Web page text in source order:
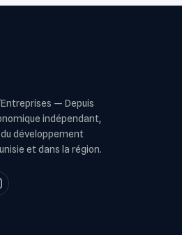
— Depuis
indépendant,
développement
et dans la région.